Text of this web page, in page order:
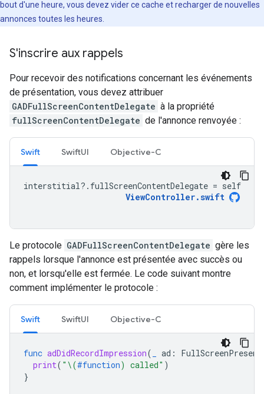
bout d'une heure, vous devez vider ce cache et recharger de nouvelles
annonces toutes les heures.
S'inscrire aux rappels
Pour recevoir des notifications concernant les événements
de présentation, vous devez attribuer
GADFullScreenContentDelegate à la propriété
fullScreenContentDelegate de l'annonce renvoyée :
Swift SwiftUI Objective-C
interstitial?. fullScreenContentDelegate = self
ViewController.swift
Le protocole GADFullScreenContentDelegate gère les
rappels lorsque l'annonce est présentée avec succès ou
non, et lorsqu'elle est fermée. Le code suivant montre
comment implémenter le protocole :
Swift SwiftUI Objective-C
func adDidRecordImpression( ad :
print( " \(#function) called" )
}